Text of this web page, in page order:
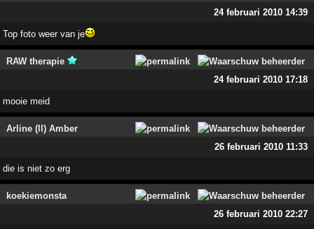
24 februari 2010 14:39
Top foto weer van je
RAW therapie
24 februari 2010 17:18
mooie meid
Arline (ll) Amber
26 februari 2010 11:33
die is niet zo erg
koekiemonsta
26 februari 2010 22:27